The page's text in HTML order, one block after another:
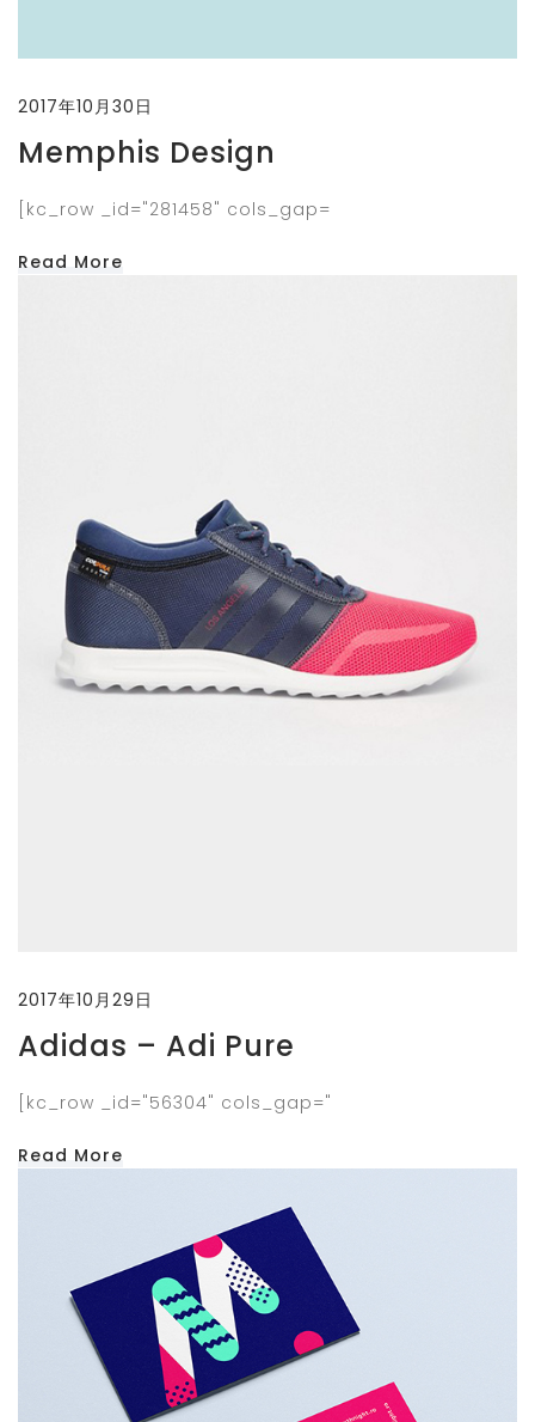
2017年10月30日
Memphis Design
[kc_row _id="281458" cols_gap=
Read More
2017年10月29日
Adidas – Adi Pure
[kc_row _id="56304" cols_gap="
Read More